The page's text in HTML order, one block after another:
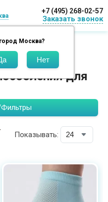
Москва?
+7 (495) 268-02-57
Заказать звонок
приспособления
для
Фильтры
Показывать: